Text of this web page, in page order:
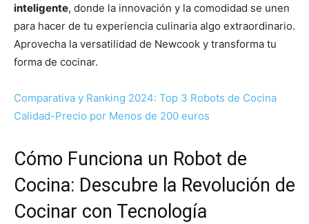
inteligente, donde la innovación y la comodidad se unen
para hacer de tu experiencia culinaria algo extraordinario.
Aprovecha la versatilidad de Newcook y transforma tu
forma de cocinar.
Comparativa y Ranking 2024: Top 3 Robots de Cocina
Calidad-Precio por Menos de 200 euros
Cómo Funciona un Robot de
Cocina: Descubre la Revolución de
Cocinar con Tecnología